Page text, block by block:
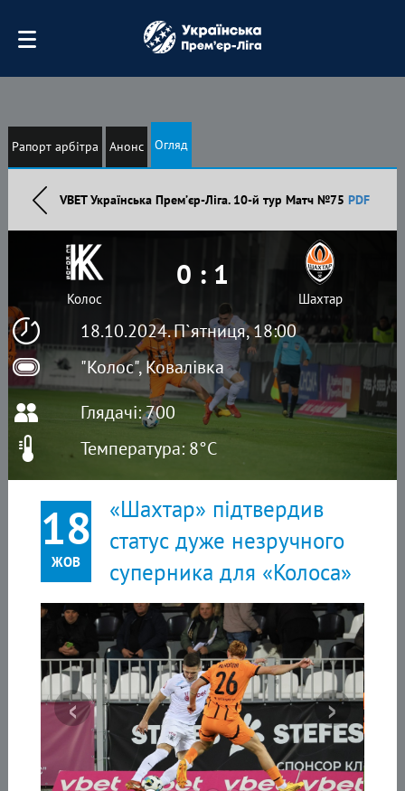
Рапорт арбітра Анонс Огляд
VBET Українська Премʼєр-Ліга. 10-й тур Матч №75 PDF
18.10.2024. П`ятниця, 18:00
"Колос", Ковалівка
Колос
0 : 1
Шахтар
Глядачі: 700
Температура: 8°C
18
ЖОВ
«Шахтар» підтвердив
статус дуже незручного
суперника для «Колоса»
‹ ›